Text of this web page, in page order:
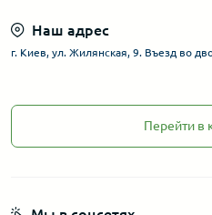
Наш адрес
г. Киев, ул. Жилянская, 9. Въезд во
Перейти в